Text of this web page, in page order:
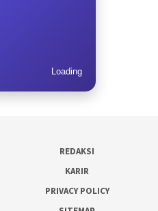
Loading
REDAKSI
KARIR
PRIVACY POLICY